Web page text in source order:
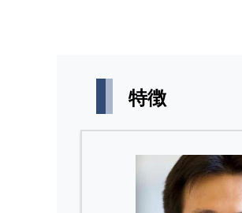
特徴